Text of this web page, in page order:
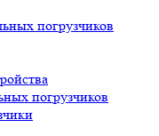
погрузчиков
погрузчиков